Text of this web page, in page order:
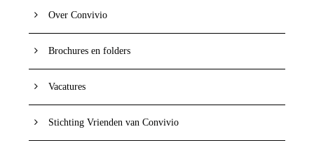
Over Convivio
Brochures en folders
Vacatures
Stichting Vrienden van Convivio